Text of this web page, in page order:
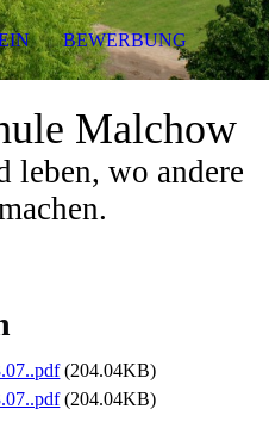
Malchow
leben, wo andere
(204.04KB)
(204.04KB)
BEWERBUNG